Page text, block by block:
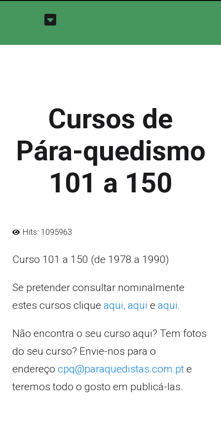
Cursos de
Pára-quedismo
101 a 150
Hits: 1095963
Curso 101 a 150 (de 1978 a 1990)
Se pretender consultar nominalmente
estes cursos clique aqui, aqui e aqui.
Não encontra o seu curso aqui? Tem fotos
do seu curso? Envie-nos para o
endereço cpq@paraquedistas.com.pt e
teremos todo o gosto em publicá-las.